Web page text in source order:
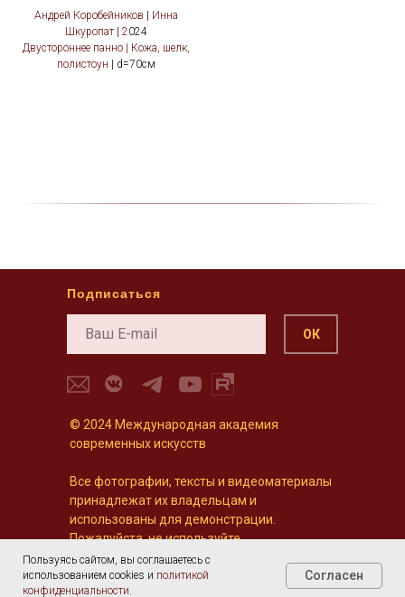
Андрей Коробейников | Инна
Шкуропат| 2 024
Двустороннее панно | Кожа, шелк,
полистоун | d=70см
ОК
Подписаться
© 2024 Международная академия
современных искусств
Все фотографии, тексты и видеоматериалы
принадлежат их владельцам и
использованы для демонстрации.
Пожалуйста, не используйте
предоставленный контент в коммерческих
целях.
Пользуясь сайтом, вы соглашаетесь с
использованием cookies и политикой
конфиденциальности.
Согласен